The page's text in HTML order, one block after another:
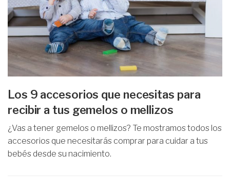
Los 9 accesorios que necesitas para
recibir a tus gemelos o mellizos
¿Vas a tener gemelos o mellizos? Te mostramos todos los
accesorios que necesitarás comprar para cuidar a tus
bebés desde su nacimiento.